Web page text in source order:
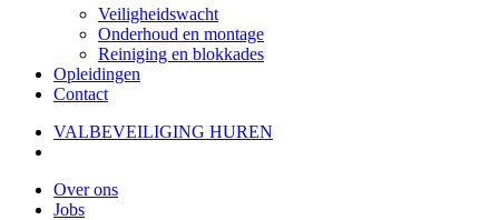
Veiligheidswacht
Onderhoud en montage
Reiniging en blokkades
Opleidingen
Contact
VALBEVEILIGING HUREN
Over ons
Jobs